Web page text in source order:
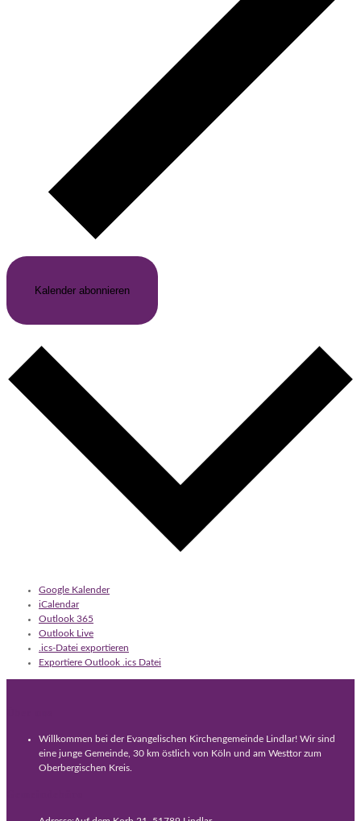
Kalender abonnieren
Google Kalender
iCalendar
Outlook 365
Outlook Live
.ics-Datei exportieren
Exportiere Outlook .ics Datei
Willkommen bei der Evangelischen Kirchengemeinde Lindlar! Wir sind
eine junge Gemeinde, 30 km östlich von Köln und am Westtor zum
Oberbergischen Kreis.